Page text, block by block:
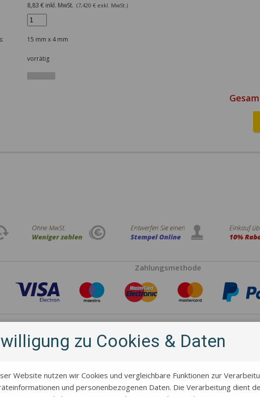
8,83 € inkl. MwSt. (7,420 € exkl. MwSt.)
15 mm x 4 mm
vorrätig
Zahlungsmethode
Hersteller
zu Cookies & Daten
Website nutzen wir Cookies und vergleichbare Funktionen zur
und personenbezogenen Daten. Die Verarbeitung dient